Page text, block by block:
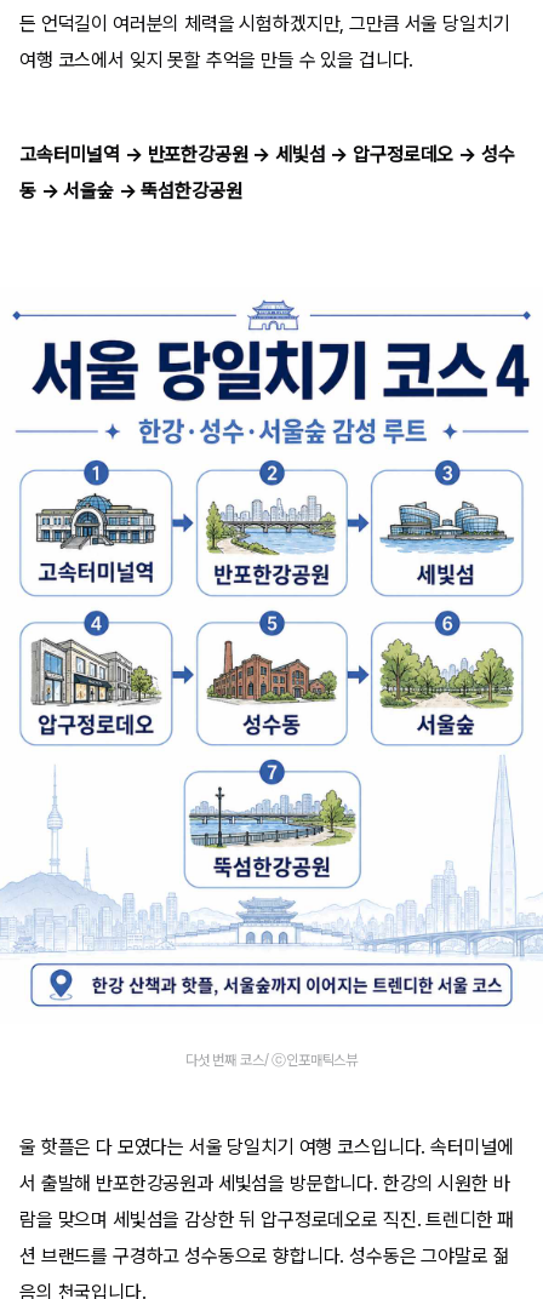
든 언덕길이 여러분의 체력을 시험하겠지만, 그만큼 서울 당일치기
여행 코스에서 잊지 못할 추억을 만들 수 있을 겁니다.
고속터미널역 → 반포한강공원 → 세빛섬 → 압구정로데오 → 성수
동 → 서울숲 → 뚝섬한강공원
다섯 번째 코스/ ⓒ인포매틱스뷰
울 핫플은 다 모였다는 서울 당일치기 여행 코스입니다. 속터미널에
서 출발해 반포한강공원과 세빛섬을 방문합니다. 한강의 시원한 바
람을 맞으며 세빛섬을 감상한 뒤 압구정로데오로 직진. 트렌디한 패
션 브랜드를 구경하고 성수동으로 향합니다. 성수동은 그야말로 젊
음의 천국입니다.